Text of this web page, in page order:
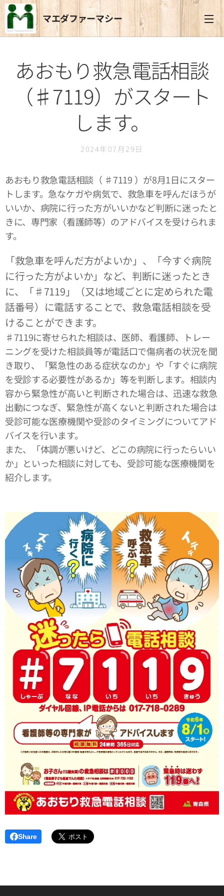
マエダファーマシー
あおもり救急電話相談
（♯7119）がスタート
します。
2024年07月29日
あおもり救急電話相談（ ♯7119 ）が8月1日にスター
トします。急なケガや病気で、救急車を呼んだほうが
いいか、病院に行った方がいいかなど判断に迷ったと
きに、専門家（看護師等）のアドバイスを受けられま
す。
「救急車を呼んだ方がよいか」、「今すぐ病院
に行った方がよいか」など、判断に迷ったとき
に、「♯7119」（又は地域ごとに定められた電
話番号）に電話することで、救急電話相談を受
けることができます。
♯7119に寄せられた相談は、医師、看護師、トレー
ニングを受けた相談員等が電話口で傷病者の状況を聞
き取り、「緊急性のある症状なのか」や「すぐに病院
を受診する必要性があるか」等を判断します。相談内
容から緊急性が高いと判断された場合は、迅速な救急
出動につなぎ、緊急性が高くないと判断された場合は
受診可能な医療機関や受診のタイミングについてアド
バイスを行います。
また、「体調が悪いけど、どこの病院に行ったらいい
か」といった相談に対しても、受診可能な医療機関を
紹介します。
Share